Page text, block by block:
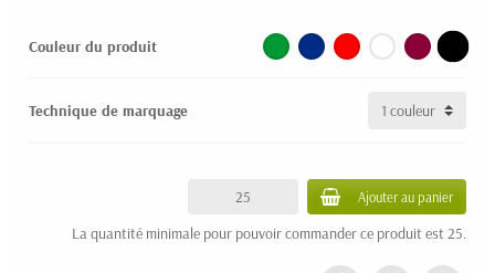
Couleur du produit
Technique de marquage
Ajouter au panier
La quantité minimale pour pouvoir commander ce produit est 25.